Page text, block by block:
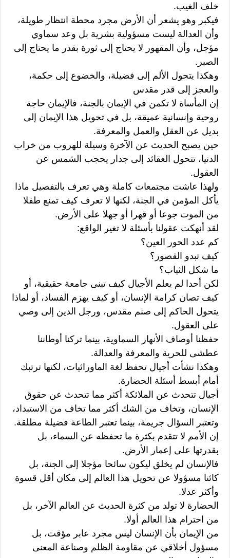
خلف الغيب.
فيكبر وهو يشعر أن الأرض مجرد محطة انتظار طويلة،
وأن العدالة ليست مسؤولية بشرية بل وعد سماوي
مؤجل، وأن المقهور لا يحتاج إلى ثورة بقدر ما يحتاج إلى
الصبر.
وهكذا يتحول الألم إلى فضيلة، والخضوع إلى حكمة،
والعجز إلى قدر مقدس
إن المأساة لا تكمن في الإيمان بالجنة، فالإيمان حاجة
روحية وإنسانية عميقة، بل في تحويل هذا الإيمان إلى
بديل عن العقل والعمل والمعرفة.
حين يصبح الحديث عن الآخرة وسيلة للهروب من خراب
الدنيا، تتحول العقائد إلى جدار يحجب الشمس عن
العقول.
ولهذا عاشت مجتمعات كاملة وهي تعرف بالتفصيل ماذا
يأكل المؤمن في الجنة، لكنها لا تعرف كيف تمنع طفلا
من الموت جوعا أو قهرا أو جهلا على الأرض.
لقد أنهكت عقولنا بأسئلة لا تغير الواقع:
كم عدد الحور العين؟
كيف تبدو القصور؟
ما شكل الثياب؟
لكن أحدا لم يعلم الأجيال كيف تبنى جامعة حقيقية، أو
كيف تصان كرامة الإنسان، أو كيف يهزم الفساد، أو لماذا
يتحول الحاكم إلى صنم مقدس، ورجل الدين إلى وصي
على العقول.
حفظنا أوصاف الأنهار السماوية، بينما تركنا أوطاننا
عطشى للحرية والمعرفة والعدالة.
وهكذا نشأت أجيال تحفظ لغة الماورائيات، لكنها ترتبك
أمام أبسط أسئلة الحضارة.
أجيال تتحدث عن الملائكة أكثر مما تتحدث عن حقوق
الإنسان، وتخاف من الشك أكثر مما تخاف من الاستبداد،
وتعتبر السؤال جريمة، بينما تعتبر الطاعة فضيلة مطلقة.
إن الأمم لا تتقدم بكثرة ما تحفظه عن السماء، بل
بقدرتها على إعمار الأرض.
فالإنسان لم يخلق ليكون سائحا مؤجلا إلى الجنة، بل
كائنا مسؤولا عن تحويل هذا العالم إلى مكان أقل قسوة
وأكثر عدلا.
الحضارة لا تولد من كثرة الحديث عن العالم الآخر، بل
من احترام هذا العالم أولا.
من الإيمان بأن الإنسان ليس مجرد عابر مؤقت، بل
مسؤول أخلاقي عن مقاومة الظلم وصناعة المعنى